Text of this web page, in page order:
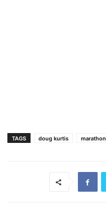
TAGS doug kurtis marathon